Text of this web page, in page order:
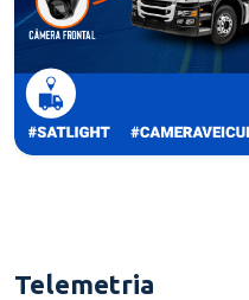
Telemetria